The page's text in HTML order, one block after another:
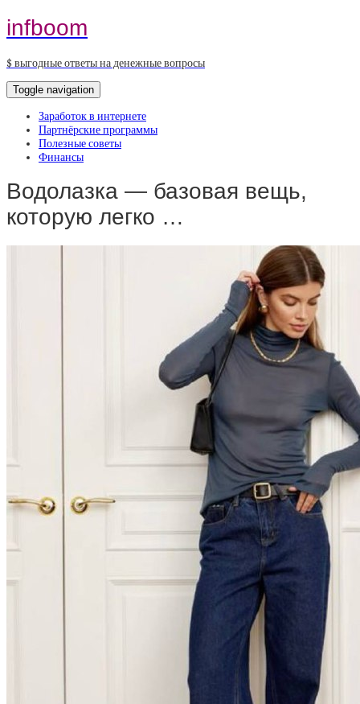
infboom
$ выгодные ответы на денежные вопросы
Toggle navigation
Заработок в интернете
Партнёрские программы
Полезные советы
Финансы
Водолазка — базовая вещь,
которую легко …